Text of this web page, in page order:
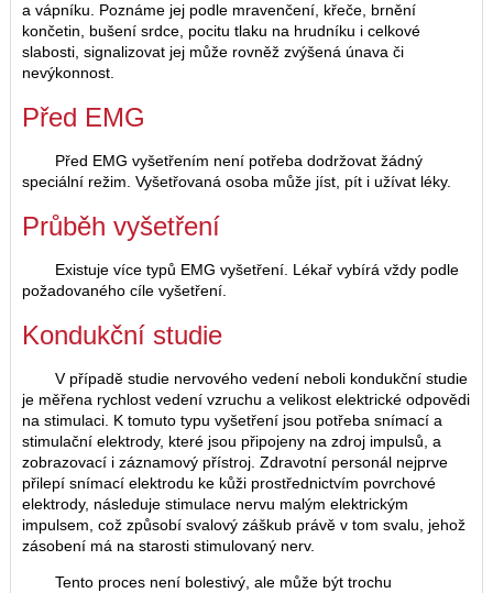
a vápníku. Poznáme jej podle mravenčení, křeče, brnění
končetin, bušení srdce, pocitu tlaku na hrudníku i celkové
slabosti, signalizovat jej může rovněž zvýšená únava či
nevýkonnost.
Před EMG
Před EMG vyšetřením není potřeba dodržovat žádný
speciální režim. Vyšetřovaná osoba může jíst, pít i užívat léky.
Průběh vyšetření
Existuje více typů EMG vyšetření. Lékař vybírá vždy podle
požadovaného cíle vyšetření.
Kondukční studie
V případě studie nervového vedení neboli kondukční studie
je měřena rychlost vedení vzruchu a velikost elektrické odpovědi
na stimulaci. K tomuto typu vyšetření jsou potřeba snímací a
stimulační elektrody, které jsou připojeny na zdroj impulsů, a
zobrazovací i záznamový přístroj. Zdravotní personál nejprve
přilepí snímací elektrodu ke kůži prostřednictvím povrchové
elektrody, následuje stimulace nervu malým elektrickým
impulsem, což způsobí svalový záškub právě v tom svalu, jehož
zásobení má na starosti stimulovaný nerv.
Tento proces není bolestivý, ale může být trochu